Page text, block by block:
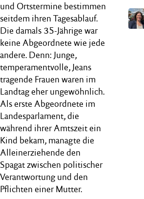
und Ortstermine bestimmen
seitdem ihren Tagesablauf.
Die damals 35-Jährige war
keine Abgeordnete wie jede
andere. Denn: Junge,
temperamentvolle, Jeans
tragende Frauen waren im
Landtag eher ungewöhnlich.
Als erste Abgeordnete im
Landesparlament, die
während ihrer Amtszeit ein
Kind bekam, managte die
Alleinerziehende den
Spagat zwischen politischer
Verantwortung und den
Pflichten einer Mutter.